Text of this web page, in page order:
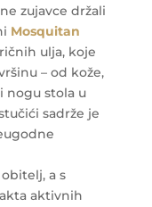
zujavce držali
Mosquitan
ulja, koje
– od kože,
nogu stola u
sadrže je
a s
aktivnih